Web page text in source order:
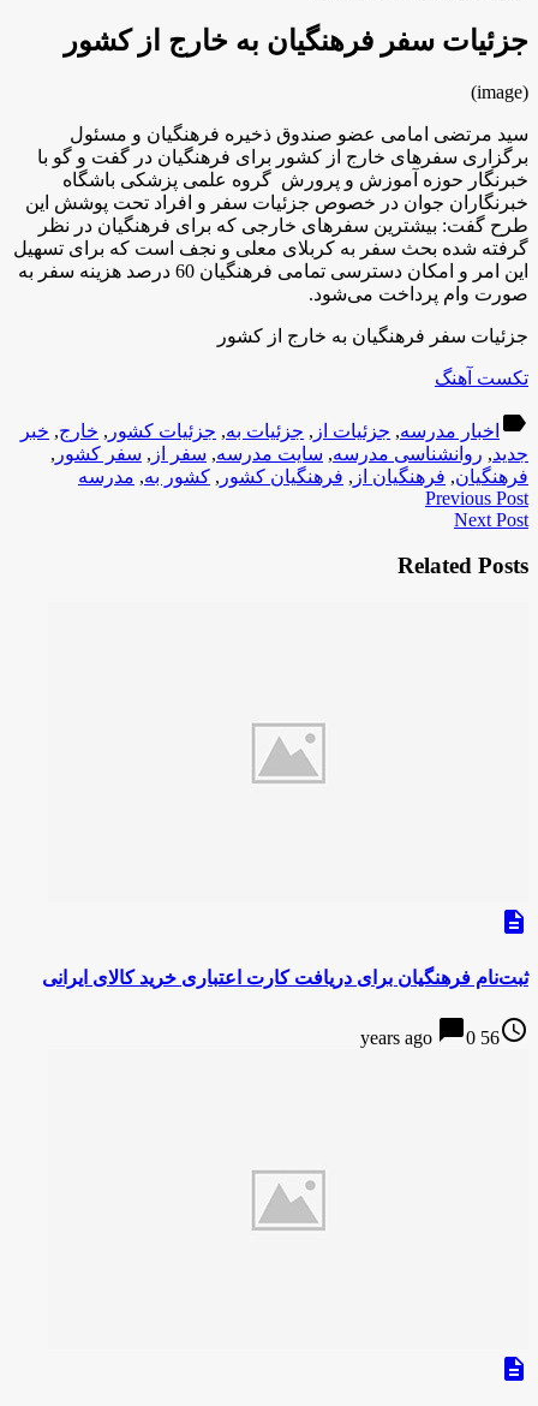
جزئیات سفر فرهنگیان به خارج از کشور
(image)
سید مرتضی امامی عضو صندوق ذخیره فرهنگیان و مسئول
برگزاری سفرهای خارج از کشور برای فرهنگیان در گفت و گو با
خبرنگار حوزه آموزش و پرورش گروه علمی پزشکی باشگاه
خبرنگاران جوان در خصوص جزئیات سفر و افراد تحت پوشش این
طرح گفت: بیشترین سفرهای خارجی که برای فرهنگیان در نظر
گرفته شده بحث سفر به کربلای معلی و نجف است که برای تسهیل
این امر و امکان دسترسی تمامی فرهنگیان 60 درصد هزینه‌ سفر به
صورت وام پرداخت می‌شود.
جزئیات سفر فرهنگیان به خارج از کشور
تکست آهنگ
label اخبار مدرسه, جزئیات از , جزئیات به, جزئیات کشور , خارج, خبر
جدید, روانشناسی مدرسه, سایت مدرسه, سفر از , سفر کشور ,
فرهنگیان, فرهنگیان از , فرهنگیان کشور , کشور به, مدرسه
Previous Post
Next Post
Related Posts
description
ثبت‌نام فرهنگیان برای دریافت کارت اعتباری خرید کالای ایرانی
access_time
56 years ago
chat_bubble0
description